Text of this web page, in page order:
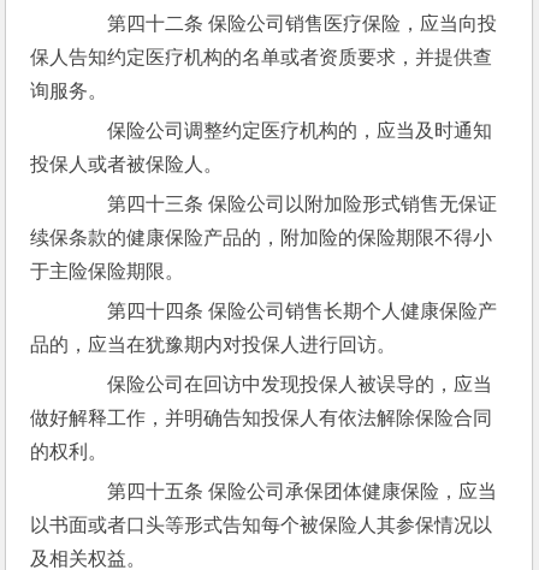
第四十二条 保险公司销售医疗保险，应当向投
保人告知约定医疗机构的名单或者资质要求，并提供查
询服务。
保险公司调整约定医疗机构的，应当及时通知
投保人或者被保险人。
第四十三条 保险公司以附加险形式销售无保证
续保条款的健康保险产品的，附加险的保险期限不得小
于主险保险期限。
第四十四条 保险公司销售长期个人健康保险产
品的，应当在犹豫期内对投保人进行回访。
保险公司在回访中发现投保人被误导的，应当
做好解释工作，并明确告知投保人有依法解除保险合同
的权利。
第四十五条 保险公司承保团体健康保险，应当
以书面或者口头等形式告知每个被保险人其参保情况以
及相关权益。